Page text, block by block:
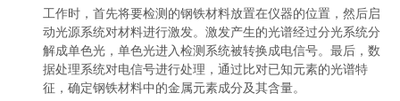
工作时，首先将要检测的钢铁材料放置在仪器的位置，然后启
动光源系统对材料进行激发。激发产生的光谱经过分光系统分
解成单色光，单色光进入检测系统被转换成电信号。最后，数
据处理系统对电信号进行处理，通过比对已知元素的光谱特
征，确定钢铁材料中的金属元素成分及其含量。